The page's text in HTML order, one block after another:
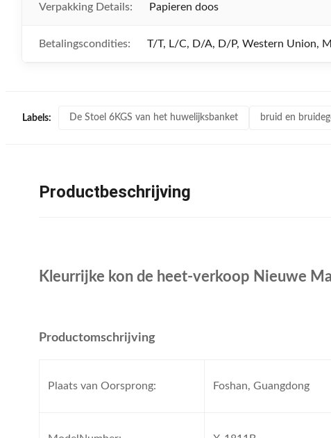
Verpakking Details: Papieren doos
Betalingscondities: T/T, L/C, D/A, D/P, Western Union,
Labels: De Stoel 6KGS van het huwelijksbanket bruid en
Productbeschrijving
Kleurrijke kon de heet-verkoop Nieuwe
Productomschrijving
Plaats van Oorsprong: Foshan, Guangdong